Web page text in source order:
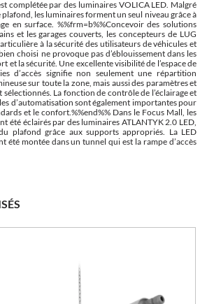
complétée par des luminaires VOLICA LED. Malgré
les luminaires forment un seul niveau grâce à
en surface. %%frm=b%%Concevoir des solutions
et les garages couverts, les concepteurs de LUG
à la sécurité des utilisateurs de véhicules et
choisi ne provoque pas d’éblouissement dans les
et la sécurité. Une excellente visibilité de l’espace de
d’accès signifie non seulement une répartition
sur toute la zone, mais aussi des paramètres et
La fonction de contrôle de l’éclairage et
d’automatisation sont également importantes pour
et le confort.%%end%% Dans le Focus Mall, les
été éclairés par des luminaires ATLANTYK 2.0 LED,
plafond grâce aux supports appropriés. La LED
été montée dans un tunnel qui est la rampe d’accès